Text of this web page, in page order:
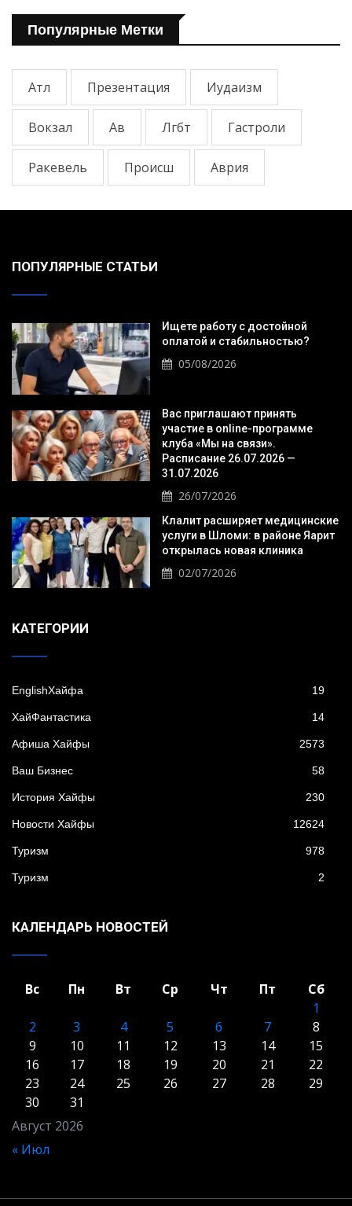
Популярные Метки
Атл Презентация Иудаизм
Вокзал Ав Лгбт Гастроли
Ракевель Происш Аврия
ПОПУЛЯРНЫЕ СТАТЬИ
Ищете работу с достойной
оплатой и стабильностью?
05/08/2026
Вас приглашают принять
участие в online-программе
клуба «Мы на связи».
Расписание 26.07.2026 —
31.07.2026
26/07/2026
Клалит расширяет медицинские
услуги в Шломи: в районе Яарит
открылась новая клиника
02/07/2026
KАТЕГОРИИ
EnglishХайфа 19
XайФантастика 14
Афиша Хайфы 2573
Ваш Бизнес 58
История Хайфы 230
Новости Хайфы 12624
Туризм 978
Туризм 2
КАЛЕНДАРЬ НОВОСТЕЙ
Август 2026
Вс Пн Вт Ср Чт Пт
Сб
1
2
3 4 5 6 7
8
9
10 11 12 13 14
15
16
17 18 19 20 21
22
23
24 25 26 27 28
29
30
31
« Июл